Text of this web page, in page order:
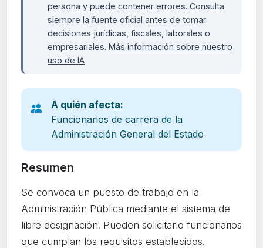
persona y puede contener errores. Consulta
siempre la fuente oficial antes de tomar
decisiones jurídicas, fiscales, laborales o
empresariales. Más información sobre nuestro
uso de IA
A quién afecta:
Funcionarios de carrera de la
Administración General del Estado
Resumen
Se convoca un puesto de trabajo en la
Administración Pública mediante el sistema de
libre designación. Pueden solicitarlo funcionarios
que cumplan los requisitos establecidos.